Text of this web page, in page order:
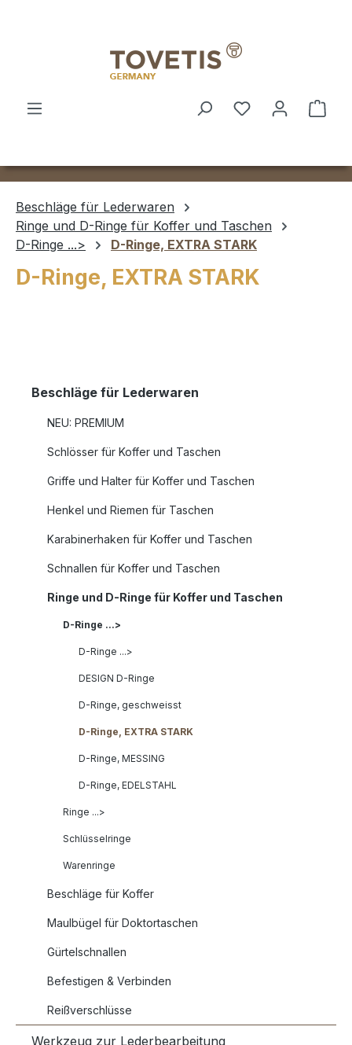
Beschläge für Lederwaren
Ringe und D-Ringe für Koffer und Taschen
D-Ringe ...>
D-Ringe, EXTRA STARK
D-Ringe, EXTRA STARK
Beschläge für Lederwaren
NEU: PREMIUM
Schlösser für Koffer und Taschen
Griffe und Halter für Koffer und Taschen
Henkel und Riemen für Taschen
Karabinerhaken für Koffer und Taschen
Schnallen für Koffer und Taschen
Ringe und D-Ringe für Koffer und Taschen
D-Ringe ...>
D-Ringe ...>
DESIGN D-Ringe
D-Ringe, geschweisst
D-Ringe, EXTRA STARK
D-Ringe, MESSING
D-Ringe, EDELSTAHL
Ringe ...>
Schlüsselringe
Warenringe
Beschläge für Koffer
Maulbügel für Doktortaschen
Gürtelschnallen
Befestigen & Verbinden
Reißverschlüsse
Werkzeug zur Lederbearbeitung